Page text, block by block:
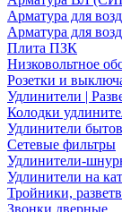
Арматура для
Арматура для
Плита ПЗК
Низковольтное
Розетки и
Удлинители |
Колодки
Удлинители
Сетевые фильтры
Удлинители-
Удлинители на
Тройники,
Звонки дверные